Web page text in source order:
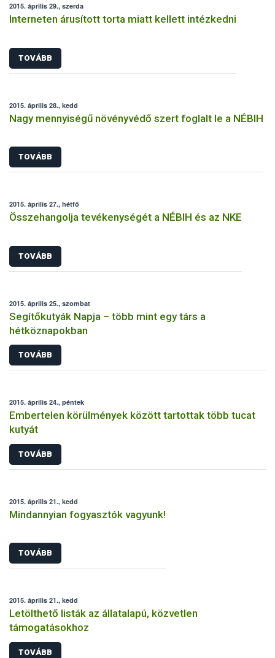
2015. április 29., szerda
Interneten árusított torta miatt kellett intézkedni
TOVÁBB
2015. április 28., kedd
Nagy mennyiségű növényvédő szert foglalt le a NÉBIH
TOVÁBB
2015. április 27., hétfő
Összehangolja tevékenységét a NÉBIH és az NKE
TOVÁBB
2015. április 25., szombat
Segítőkutyák Napja – több mint egy társ a
hétköznapokban
TOVÁBB
2015. április 24., péntek
Embertelen körülmények között tartottak több tucat
kutyát
TOVÁBB
2015. április 21., kedd
Mindannyian fogyasztók vagyunk!
TOVÁBB
2015. április 21., kedd
Letölthető listák az állatalapú, közvetlen
támogatásokhoz
TOVÁBB